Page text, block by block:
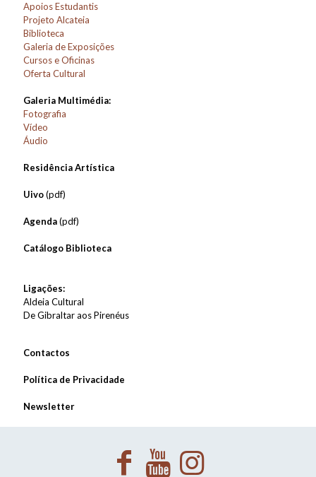
Apoios Estudantis
Projeto Alcateia
Biblioteca
Galeria de Exposições
Cursos e Oficinas
Oferta Cultural
Galeria Multimédia:
Fotografia
Vídeo
Áudio
Residência Artística
Uivo(pdf)
Agenda(pdf)
Catálogo Biblioteca
Ligações:
Aldeia Cultural
De Gibraltar aos Pirenéus
Contactos
Política de Privacidade
Newsletter